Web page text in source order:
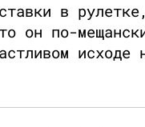
в
он по-
исходе